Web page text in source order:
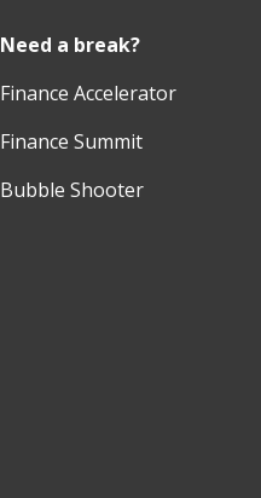
Need a break?
Finance Accelerator
Finance Summit
Bubble Shooter